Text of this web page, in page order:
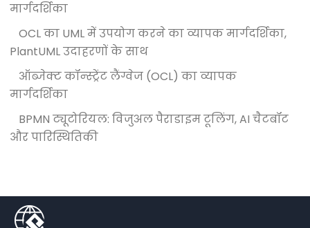
मार्गदर्शिका
OCL का UML में उपयोग करने का व्यापक मार्गदर्शिका,
PlantUML उदाहरणों के साथ
ऑब्जेक्ट कॉन्स्ट्रेंट लैंग्वेज (OCL) का व्यापक
मार्गदर्शिका
BPMN ट्यूटोरियल: विजुअल पैराडाइम टूलिंग, AI चैटबॉट
और पारिस्थितिकी